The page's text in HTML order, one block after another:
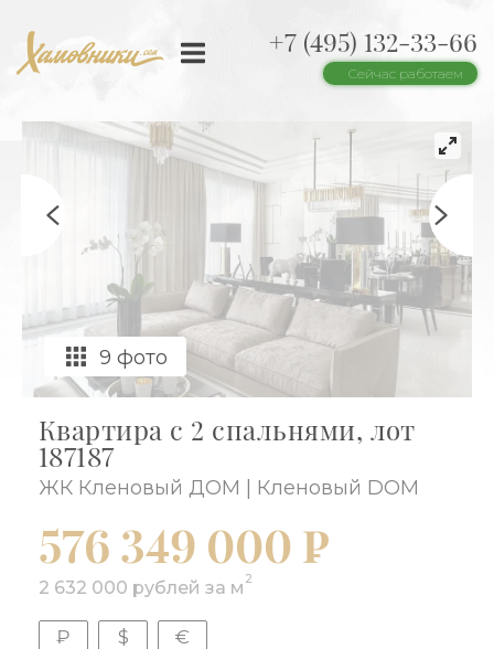
+7 (495) 132-33-66
Сейчас работаем
9 фото
Квартира с 2 спальнями, лот
187187
ЖК Кленовый ДОМ | Кленовый DOM
576 349 000 ₽
2 632 000 рублей за м 2
₽ $ €